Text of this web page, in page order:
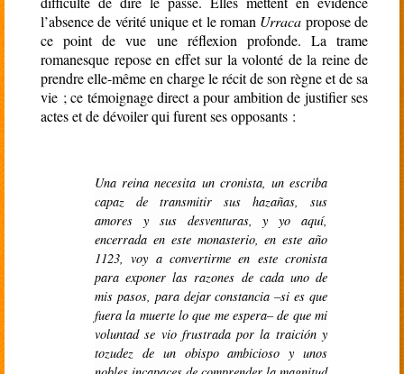
l’absence de vérité unique et le roman Urraca propose de
ce point de vue une réflexion profonde. La trame
romanesque repose en effet sur la volonté de la reine de
prendre elle-même en charge le récit de son règne et de sa
vie ; ce témoignage direct a pour ambition de justifier ses
actes et de dévoiler qui furent ses opposants :
Una reina necesita un cronista, un escriba
capaz de transmitir sus hazañas, sus
amores y sus desventuras, y yo aquí,
encerrada en este monasterio, en este año
1123, voy a convertirme en este cronista
para exponer las razones de cada uno de
mis pasos, para dejar constancia –si es que
fuera la muerte lo que me espera– de que mi
voluntad se vio frustrada por la traición y
tozudez de un obispo ambicioso y unos